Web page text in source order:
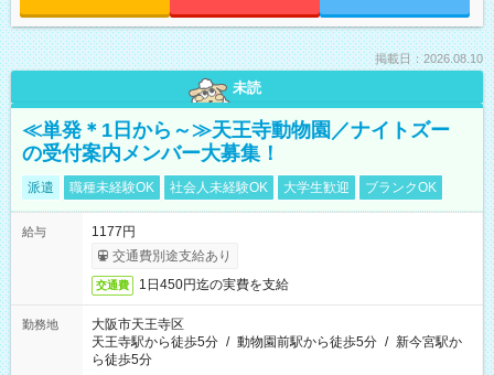
掲載日：2026.08.10
未読
≪単発＊1日から～≫天王寺動物園／ナイトズー
の受付案内メンバー大募集！
派遣 職種未経験OK 社会人未経験OK 大学生歓迎 ブランクOK
給与
1177円
交通費別途支給あり
交通費 1日450円迄の実費を支給
勤務地
大阪市天王寺区
天王寺駅から徒歩5分 / 動物園前駅から徒歩5分 / 新今宮駅か
ら徒歩5分